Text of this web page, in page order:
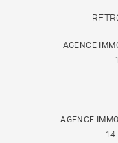
AGENCE
AGENCE
14